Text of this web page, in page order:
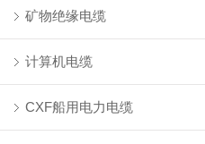
矿物绝缘电缆
计算机电缆
CXF船用电力电缆